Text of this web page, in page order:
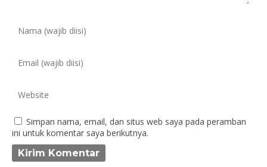
Simpan nama, email, dan situs web saya pada peramban
ini untuk komentar saya berikutnya.